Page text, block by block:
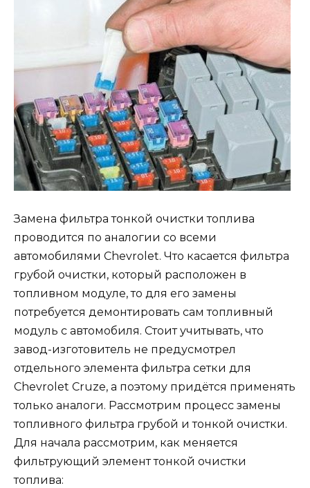
Замена фильтра тонкой очистки топлива
проводится по аналогии со всеми
автомобилями Chevrolet. Что касается фильтра
грубой очистки, который расположен в
топливном модуле, то для его замены
потребуется демонтировать сам топливный
модуль с автомобиля. Стоит учитывать, что
завод-изготовитель не предусмотрел
отдельного элемента фильтра сетки для
Chevrolet Cruze, а поэтому придётся применять
только аналоги. Рассмотрим процесс замены
топливного фильтра грубой и тонкой очистки.
Для начала рассмотрим, как меняется
фильтрующий элемент тонкой очистки
топлива: